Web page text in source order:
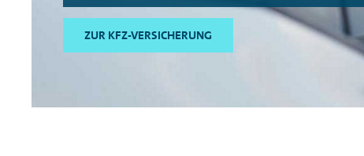
ZUR KFZ-VERSICHERUNG